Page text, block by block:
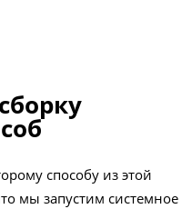
способу из этой
мы запустим системное